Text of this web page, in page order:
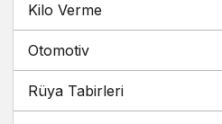
Kilo Verme
Otomotiv
Rüya Tabirleri